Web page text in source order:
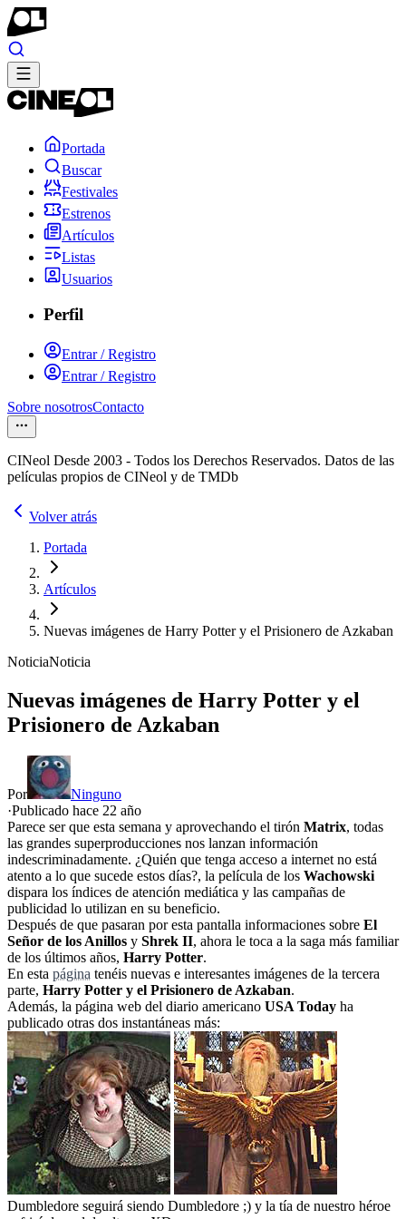
Portada
Buscar
Festivales
Estrenos
Artículos
Listas
Usuarios
Perfil
Entrar / Registro
Entrar / Registro
Sobre nosotrosContacto
CINeol Desde 2003 - Todos los Derechos Reservados. Datos de las
películas propios de CINeol y de TMDb
Volver atrás
Portada
Artículos
Nuevas imágenes de Harry Potter y el Prisionero de Azkaban
NoticiaNoticia
Nuevas imágenes de Harry Potter y el
Prisionero de Azkaban
Por
Ninguno
·Publicado hace 22 año
Parece ser que esta semana y aprovechando el tirón Matrix, todas
las grandes superproducciones nos lanzan información
indescriminadamente. ¿Quién que tenga acceso a internet no está
atento a lo que sucede estos días?, la película de los Wachowski
dispara los índices de atención mediática y las campañas de
publicidad lo utilizan en su beneficio.
Después de que pasaran por esta pantalla informaciones sobre El
Señor de los Anillos y Shrek II, ahora le toca a la saga más familiar
de los últimos años, Harry Potter.
En esta página tenéis nuevas e interesantes imágenes de la tercera
parte, Harry Potter y el Prisionero de Azkaban.
Además, la página web del diario americano USA Today ha
publicado otras dos instantáneas más:
Dumbledore seguirá siendo Dumbledore ;) y la tía de nuestro héroe